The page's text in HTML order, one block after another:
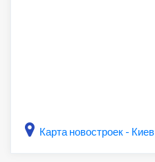
Карта новостроек - Киев